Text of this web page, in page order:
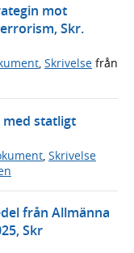
mot
Skr.
, Skrivelse från
statligt
Skrivelse
från Allmänna
Skr